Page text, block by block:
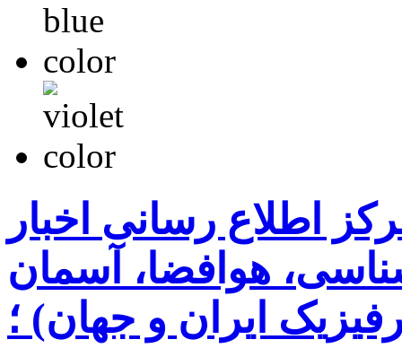
اطلاع رسانی اخبار
هوافضا، آسمان
ایران و جهان) ؛